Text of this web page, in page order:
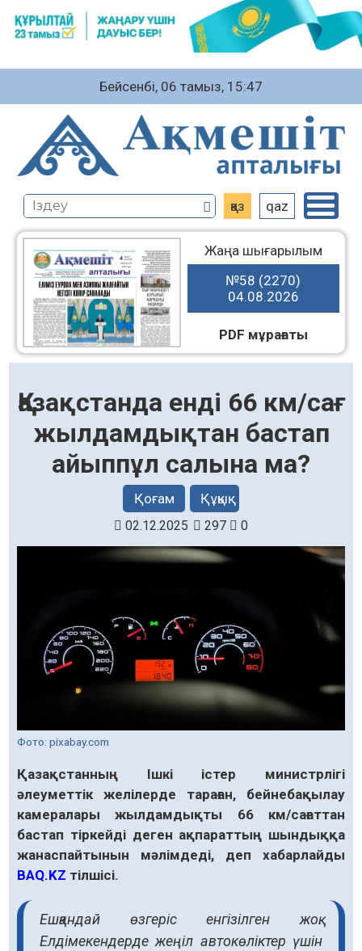
Бейсенбі, 06 тамыз, 15:47
қаз qaz
Жаңа шығарылым
№58 (2270)
04.08.2026
PDF мұрағаты
Қазақстанда енді 66 км/сағ
жылдамдықтан бастап
айыппұл салына ма?
Қоғам Құқық
02.12.2025 297 0
Фото: pixabay.com
Қазақстанның Ішкі істер министрлігі
әлеуметтік желілерде тараған, бейнебақылау
камералары жылдамдықты 66 км/сағаттан
бастап тіркейді деген ақпараттың шындыққа
жанаспайтынын мәлімдеді, деп хабарлайды
BAQ.KZ тілшісі.
Ешқандай өзгеріс енгізілген жоқ.
Елдімекендерде жеңіл автокөліктер үшін